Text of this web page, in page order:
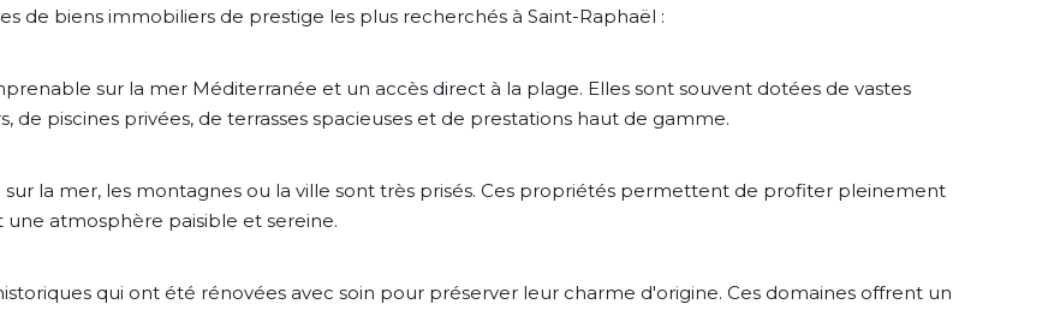
de biens immobiliers de prestige les plus recherchés à Saint-Raphaël :
sur la mer Méditerranée et un accès direct à la plage. Elles sont souvent dotées de vastes
de piscines privées, de terrasses spacieuses et de prestations haut de gamme.
la mer, les montagnes ou la ville sont très prisés. Ces propriétés permettent de profiter pleinement
atmosphère paisible et sereine.
qui ont été rénovées avec soin pour préserver leur charme d'origine. Ces domaines offrent un